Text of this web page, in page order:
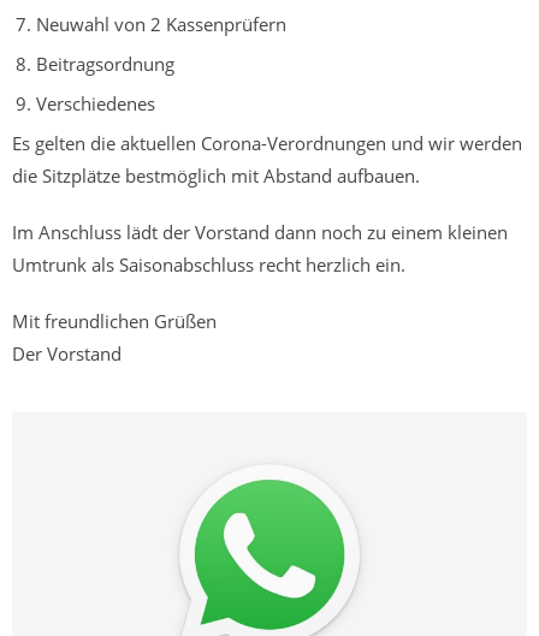
Neuwahl von 2 Kassenprüfern
Beitragsordnung
Verschiedenes
Es gelten die aktuellen Corona-Verordnungen und wir werden
die Sitzplätze bestmöglich mit Abstand aufbauen.
Im Anschluss lädt der Vorstand dann noch zu einem kleinen
Umtrunk als Saisonabschluss recht herzlich ein.
Mit freundlichen Grüßen
Der Vorstand